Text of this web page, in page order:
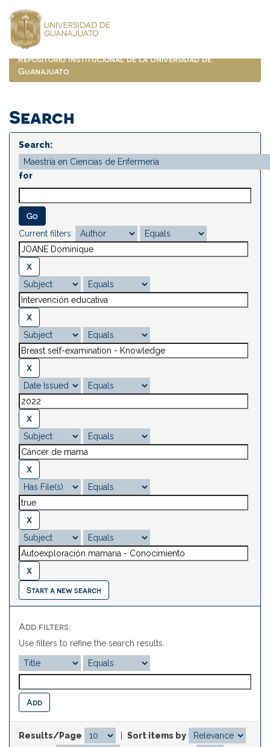
navigation
Repositorio Institucional de la Universidad de
Guanajuato
Search
Search:
for
Current filters:
Start a new search
Add filters:
Use filters to refine the search results.
Results/Page
Sort items by